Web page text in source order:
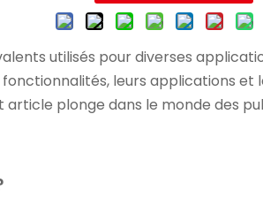
utilisés pour diverses
leurs applications
plonge dans le monde des